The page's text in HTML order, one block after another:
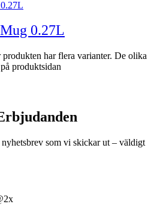
0.27L
produkten har flera varianter. De olika
produktsidan
som vi skickar ut – väldigt